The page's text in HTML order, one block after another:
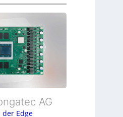
b
e
r
w
a
u
n
h
L
e
i
s
t
n
g
F
l
x
i
b
l
e
E
h
AG
der Edge